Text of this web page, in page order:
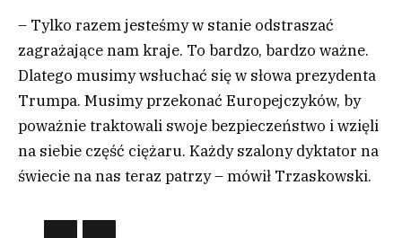
– Tylko razem jesteśmy w stanie odstraszać
zagrażające nam kraje. To bardzo, bardzo ważne.
Dlatego musimy wsłuchać się w słowa prezydenta
Trumpa. Musimy przekonać Europejczyków, by
poważnie traktowali swoje bezpieczeństwo i wzięli
na siebie część ciężaru. Każdy szalony dyktator na
świecie na nas teraz patrzy – mówił Trzaskowski.